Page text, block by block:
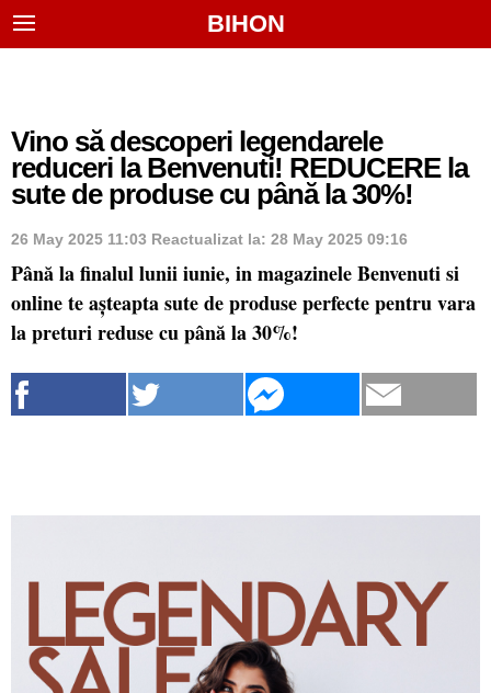
BIHON
Vino să descoperi legendarele
reduceri la Benvenuti! REDUCERE la
sute de produse cu până la 30%!
26 May 2025 11:03 Reactualizat la: 28 May 2025 09:16
Până la finalul lunii iunie, in magazinele Benvenuti si
online te așteapta sute de produse perfecte pentru vara
la preturi reduse cu până la 30%!